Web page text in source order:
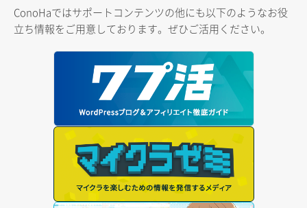
ConoHaではサポートコンテンツの他にも以下のようなお役
立ち情報をご用意しております。ぜひご活用ください。